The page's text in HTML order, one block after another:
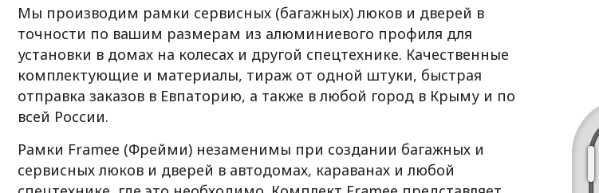
Мы производим рамки сервисных (багажных) люков и дверей в
точности по вашим размерам из алюминиевого профиля для
установки в домах на колесах и другой спецтехнике. Качественные
комплектующие и материалы, тираж от одной штуки, быстрая
отправка заказов в Евпаторию, а также в любой город в Крыму и по
всей России.
Рамки Framee (Фрейми) незаменимы при создании багажных и
сервисных люков и дверей в автодомах, караванах и любой